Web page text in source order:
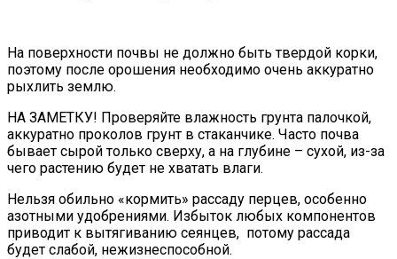
На поверхности почвы не должно быть твердой корки,
поэтому после орошения необходимо очень аккуратно
рыхлить землю.
НА ЗАМЕТКУ! Проверяйте влажность грунта палочкой,
аккуратно проколов грунт в стаканчике. Часто почва
бывает сырой только сверху, а на глубине – сухой, из-за
чего растению будет не хватать влаги.
Нельзя обильно «кормить» рассаду перцев, особенно
азотными удобрениями. Избыток любых компонентов
приводит к вытягиванию сеянцев, потому рассада
будет слабой, нежизнеспособной.